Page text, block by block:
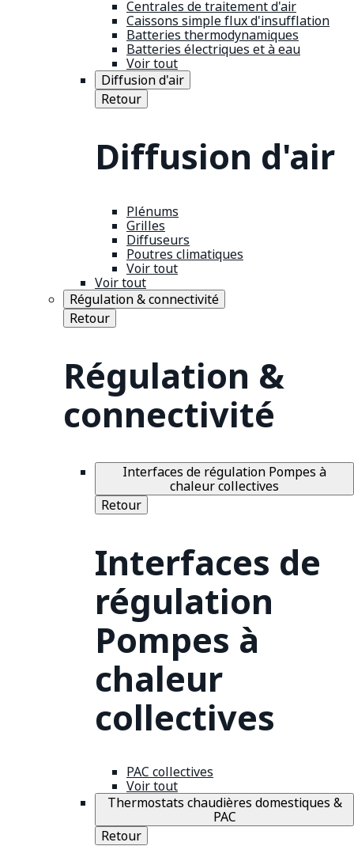
Centrales de traitement d'air
Caissons simple flux d'insufflation
Batteries thermodynamiques
Batteries électriques et à eau
Voir tout
Diffusion d'air
Retour
Diffusion d'air
Plénums
Grilles
Diffuseurs
Poutres climatiques
Voir tout
Voir tout
Régulation & connectivité
Retour
Régulation &
connectivité
Interfaces de régulation Pompes à
chaleur collectives
Retour
Interfaces de
régulation
Pompes à
chaleur
collectives
PAC collectives
Voir tout
Thermostats chaudières domestiques &
PAC
Retour